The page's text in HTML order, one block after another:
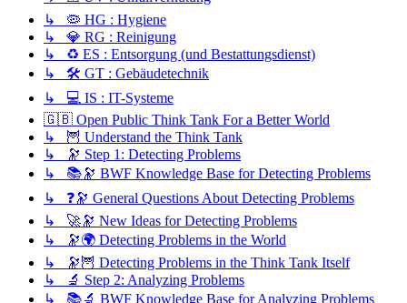
↳ 🦠 HG : Hygiene
↳ 💎 RG : Reinigung
↳ ♻️ ES : Entsorgung (und Bestattungsdienst)
↳ 🛠️ GT : Gebäudetechnik
↳ 💻 IS : IT-Systeme
🇬🇧 Open Public Think Tank For a Better World
↳ 🦉 Understand the Think Tank
↳ 🔭 Step 1: Detecting Problems
↳ 📚🔭 BWF Knowledge Base for Detecting Problems
↳ ❓🔭 General Questions About Detecting Problems
↳ 🚀🔭 New Ideas for Detecting Problems
↳ 🔭🌍 Detecting Problems in the World
↳ 🔭🦉 Detecting Problems in the Think Tank Itself
↳ 🔬 Step 2: Analyzing Problems
↳ 📚🔬 BWF Knowledge Base for Analyzing Problems